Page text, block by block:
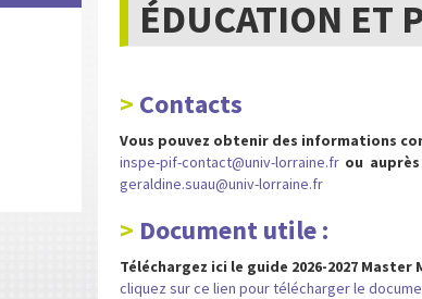
ÉDUCATION ET
Contacts
Vous pouvez obtenir des informations
inspe-pif-contact@univ-lorraine.frou auprès
geraldine.suau@univ-lorraine.fr
Document utile :
Téléchargez ici le guide 2026-2027
cliquez sur ce lien pour télécharger le